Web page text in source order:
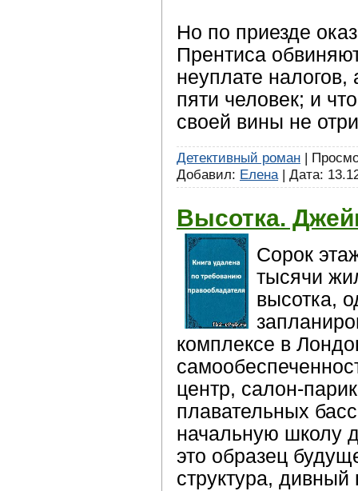
Но по приезде
Прентиса
неуплате налогов,
пяти человек; и
своей вины не
Детективный роман |
Добавил: Елена | Дата:
Высотка.
Сорок
тысячи
высотка,
комплексе в
центр, салон-
плавательных
начальную школу
это образец
структура,